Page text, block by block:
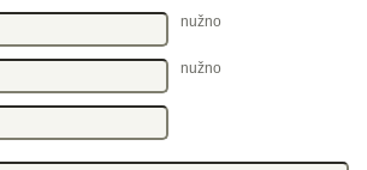
nužno
nužno